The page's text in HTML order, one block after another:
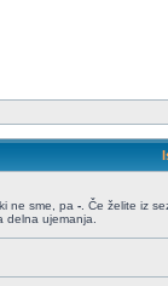
ne sme, pa - . Če želite iz
delna ujemanja.